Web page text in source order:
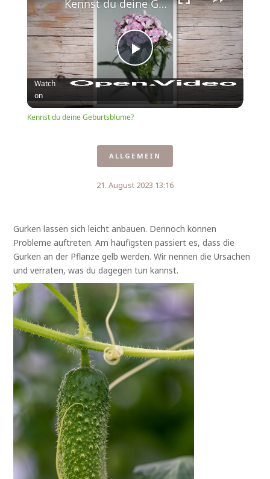
Play
Video
Kennst du deine Geburtsblume?
Watch
on
Kennst du deine Geburtsblume?
ALLGEMEIN
21. August 2023 13:16
Gurken lassen sich leicht anbauen. Dennoch können
Probleme auftreten. Am häufigsten passiert es, dass die
Gurken an der Pflanze gelb werden. Wir nennen die Ursachen
und verraten, was du dagegen tun kannst.